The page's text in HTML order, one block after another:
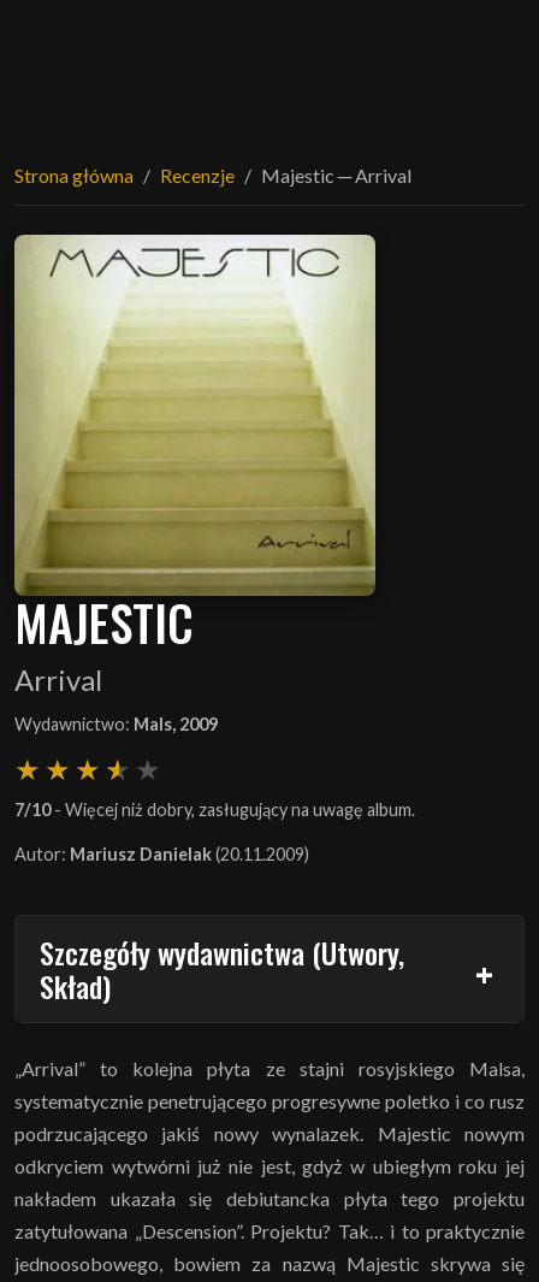
Strona główna Recenzje Majestic ─ Arrival
MAJESTIC
Arrival
Wydawnictwo: Mals, 2009
7/10- Więcej niż dobry, zasługujący na uwagę album.
Autor: Mariusz Danielak(20.11.2009)
Szczegóły wydawnictwa (Utwory,
Skład)
„Arrival” to kolejna płyta ze stajni rosyjskiego Malsa,
systematycznie penetrującego progresywne poletko i co rusz
podrzucającego jakiś nowy wynalazek. Majestic nowym
odkryciem wytwórni już nie jest, gdyż w ubiegłym roku jej
nakładem ukazała się debiutancka płyta tego projektu
zatytułowana „Descension”. Projektu? Tak… i to praktycznie
jednoosobowego, bowiem za nazwą Majestic skrywa się